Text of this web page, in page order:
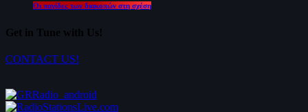
Οι παγίδες των διακοπών στη σχέση
Get in Tune with Us!
CONTACT US!